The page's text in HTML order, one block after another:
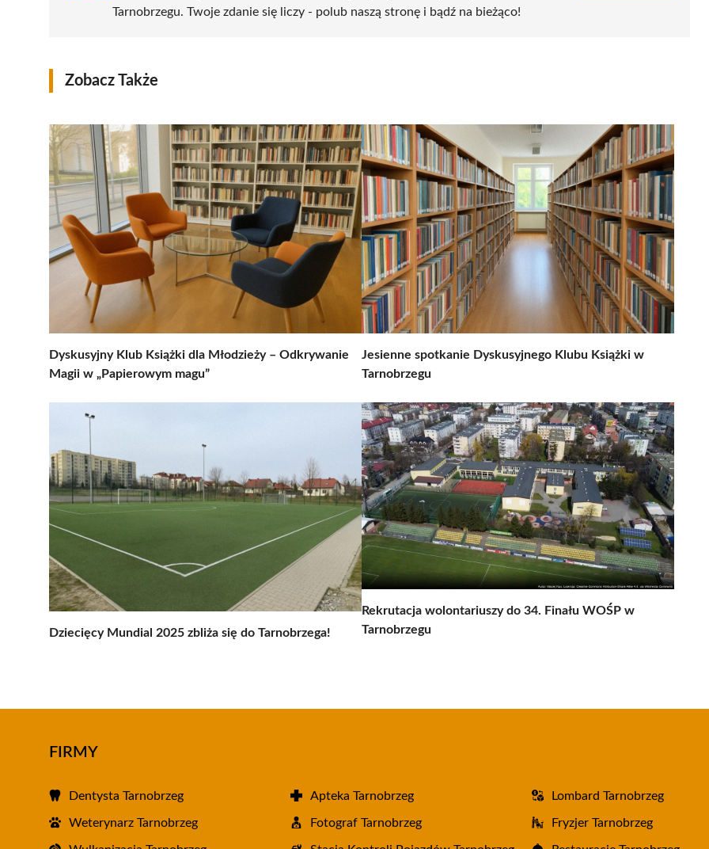
Tarnobrzegu. Twoje zdanie się liczy - polub naszą stronę i bądź na bieżąco!
Zobacz Także
Dyskusyjny Klub Książki dla Młodzieży – Odkrywanie
Magii w „Papierowym magu”
Jesienne spotkanie Dyskusyjnego Klubu Książki w
Tarnobrzegu
Dziecięcy Mundial 2025 zbliża się do Tarnobrzega!
Rekrutacja wolontariuszy do 34. Finału WOŚP w
Tarnobrzegu
FIRMY
Dentysta Tarnobrzeg Apteka Tarnobrzeg Lombard Tarnobrzeg
Weterynarz Tarnobrzeg Fotograf Tarnobrzeg Fryzjer Tarnobrzeg